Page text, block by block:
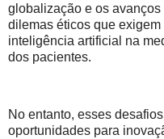
globalização e os
dilemas éticos que
inteligência artificial na
dos pacientes.
No entanto, esses
oportunidades para